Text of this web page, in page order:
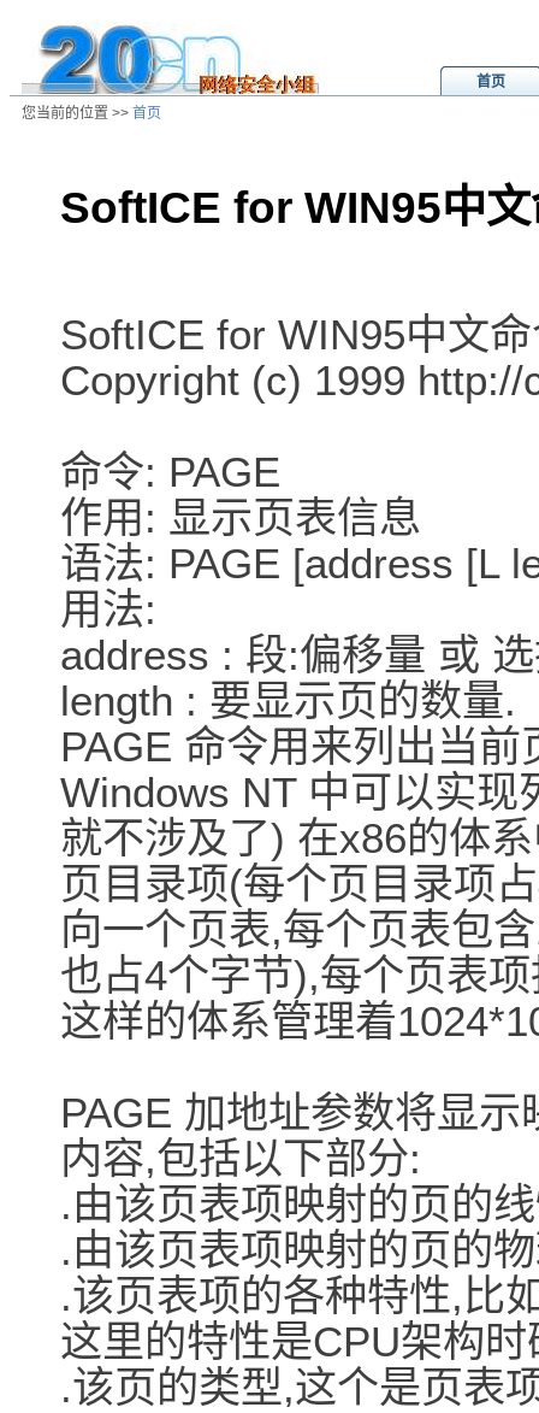
首页
您当前的位置 >> 首页
SoftICE for WIN95中
SoftICE for WIN95中文
Copyright (c) 1999
命令: PAGE
作用: 显示页表信息
语法: PAGE [address [L
用法:
address : 段:偏移量 或
length : 要显示页的数量.
PAGE 命令用来列出当
Windows NT 中可以实
就不涉及了) 在x86的体
页目录项(每个页目录项
向一个页表,每个页表包
也占4个字节),每个页表
这样的体系管理着
PAGE 加地址参数将显
内容,包括以下部分:
.由该页表项映射的页的
.由该页表项映射的页的
.该页表项的各种特性,比
这里的特性是CPU架构
.该页的类型,这个是页表